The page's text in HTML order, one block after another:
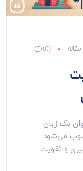
مقاله (0)
یک زبان
می‌شود.
و تقویت